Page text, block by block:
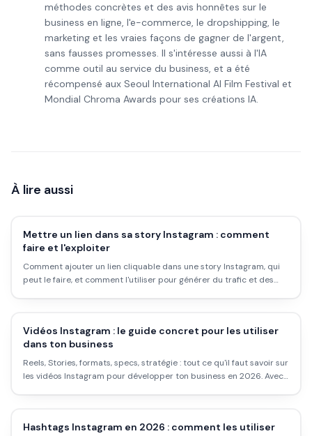
méthodes concrètes et des avis honnêtes sur le
business en ligne, l'e-commerce, le dropshipping, le
marketing et les vraies façons de gagner de l'argent,
sans fausses promesses. Il s'intéresse aussi à l'IA
comme outil au service du business, et a été
récompensé aux Seoul International AI Film Festival et
Mondial Chroma Awards pour ses créations IA.
À lire aussi
Mettre un lien dans sa story Instagram : comment
faire et l'exploiter
Comment ajouter un lien cliquable dans une story Instagram, qui
peut le faire, et comment l'utiliser pour générer du trafic et des
Vidéos Instagram : le guide concret pour les utiliser
dans ton business
Reels, Stories, formats, specs, stratégie : tout ce qu'il faut savoir sur
les vidéos Instagram pour développer ton business en 2026. Avec
Hashtags Instagram en 2026 : comment les utiliser